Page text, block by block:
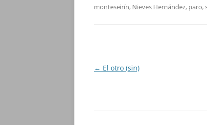
monteseirín, Nieves Hernández, paro,
Navegación
← El otro (sin)